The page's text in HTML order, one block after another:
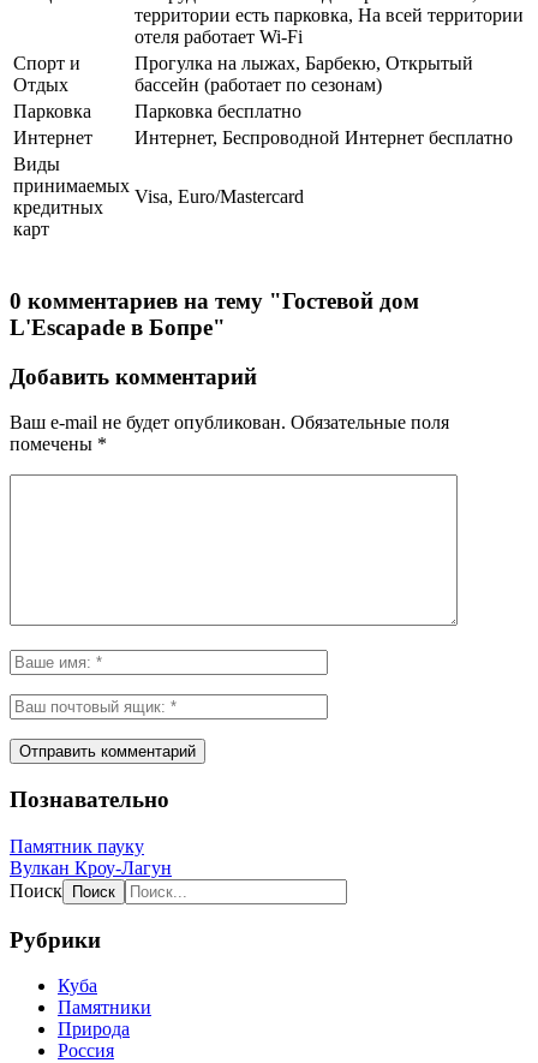
территории есть парковка, На всей территории
отеля работает Wi-Fi
Спорт и
Отдых
Прогулка на лыжах, Барбекю, Открытый
бассейн (работает по сезонам)
Парковка
Парковка бесплатно
Интернет
Интернет, Беспроводной Интернет бесплатно
Виды
принимаемых
кредитных
карт
Visa, Euro/Mastercard
0 комментариев на тему "Гостевой дом
L'Escapade в Бопре"
Добавить комментарий
Ваш e-mail не будет опубликован. Обязательные поля
помечены *
Познавательно
Памятник пауку
Вулкан Кроу-Лагун
Поиск
Рубрики
Куба
Памятники
Природа
Россия